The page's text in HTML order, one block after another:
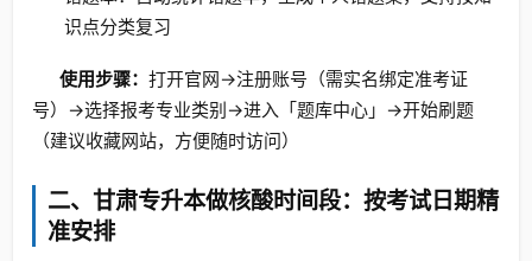
识点分类复习
使用步骤： 打开官网→注册账号（需实名绑定准考证
号）→选择报考专业类别→进入「题库中心」→开始刷题
（建议收藏网站，方便随时访问）
二、甘肃专升本做核酸时间段：按考试日期精
准安排